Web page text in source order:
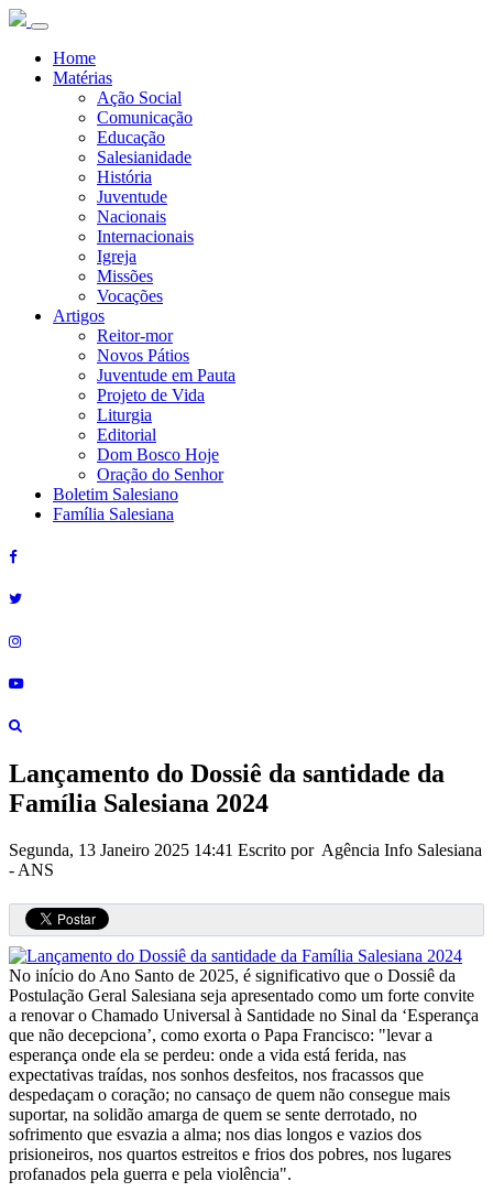
Home
Matérias
Ação Social
Comunicação
Educação
Salesianidade
História
Juventude
Nacionais
Internacionais
Igreja
Missões
Vocações
Artigos
Reitor-mor
Novos Pátios
Juventude em Pauta
Projeto de Vida
Liturgia
Editorial
Dom Bosco Hoje
Oração do Senhor
Boletim Salesiano
Família Salesiana
Lançamento do Dossiê da santidade da
Família Salesiana 2024
Segunda, 13 Janeiro 2025 14:41 Escrito por Agência Info Salesiana
- ANS
No início do Ano Santo de 2025, é significativo que o Dossiê da
Postulação Geral Salesiana seja apresentado como um forte convite
a renovar o Chamado Universal à Santidade no Sinal da ‘Esperança
que não decepciona’, como exorta o Papa Francisco: "levar a
esperança onde ela se perdeu: onde a vida está ferida, nas
expectativas traídas, nos sonhos desfeitos, nos fracassos que
despedaçam o coração; no cansaço de quem não consegue mais
suportar, na solidão amarga de quem se sente derrotado, no
sofrimento que esvazia a alma; nos dias longos e vazios dos
prisioneiros, nos quartos estreitos e frios dos pobres, nos lugares
profanados pela guerra e pela violência".